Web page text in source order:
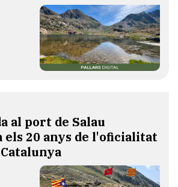
al port de Salau
els 20 anys de l'oficialitat